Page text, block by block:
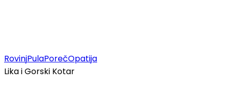
RovinjPulaPorečOpatija
Lika i Gorski Kotar